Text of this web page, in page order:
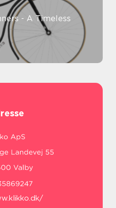
- A Timeless